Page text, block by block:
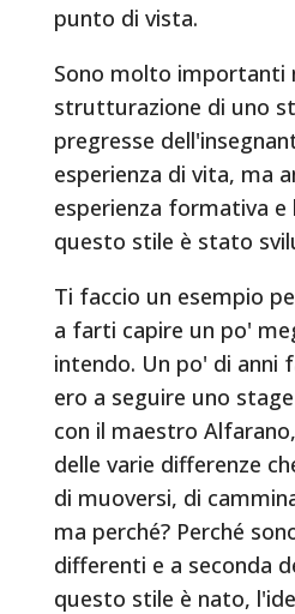
punto di vista.
Sono molto importanti
strutturazione di uno
pregresse
esperienza di vita, ma
esperienza formativa e
questo stile è stato
Ti faccio un esempio
a farti capire un po'
intendo. Un po' di anni
ero a seguire uno
con il maestro
delle varie differenze
di muoversi, di
ma perché? Perché
differenti e a seconda
questo stile è nato,